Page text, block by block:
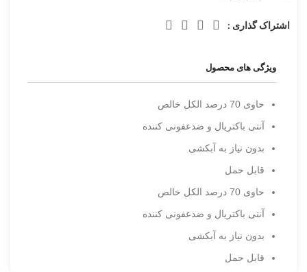
اشتراک گذاری :
ویژگی های محصول
حاوی 70 درصد الکل خالص
آنتی باکتریال و ضدعفونی کننده
بدون نیاز به آبکشی
قابل حمل
حاوی 70 درصد الکل خالص
آنتی باکتریال و ضدعفونی کننده
بدون نیاز به آبکشی
قابل حمل